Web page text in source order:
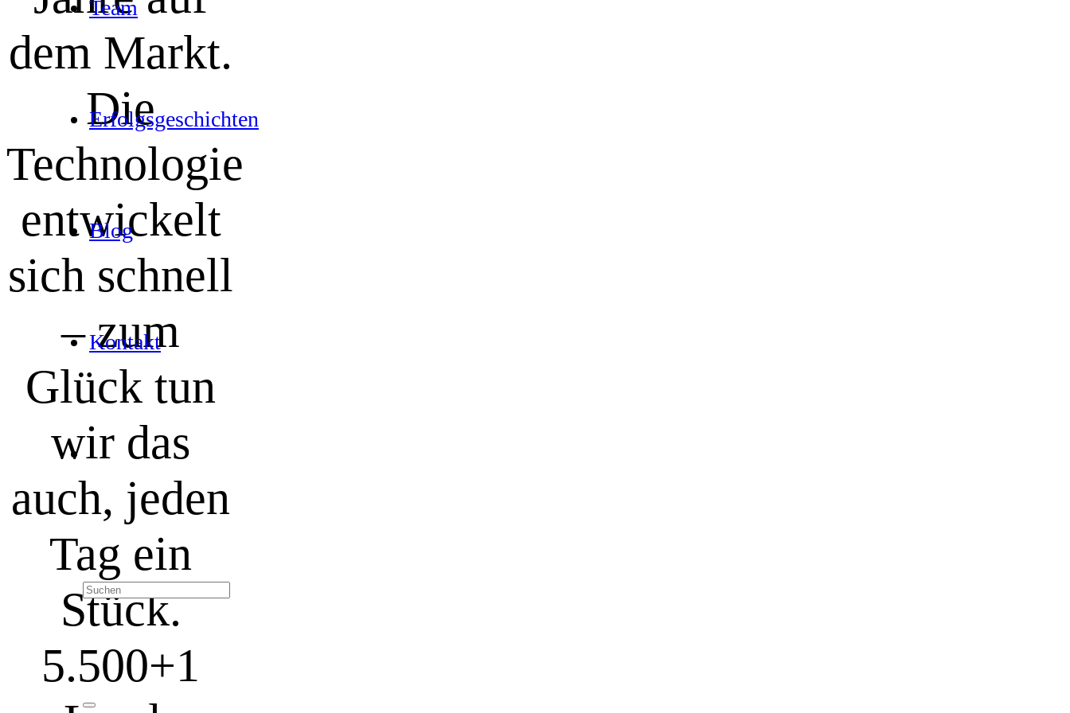
Team
Erfolgs­ge­schich­ten
Blog
Kon­takt
dem Markt.
Die
Technologie
entwickelt
sich schnell
– zum
Glück tun
wir das
auch, jeden
Tag ein
Stück.
5.500+1